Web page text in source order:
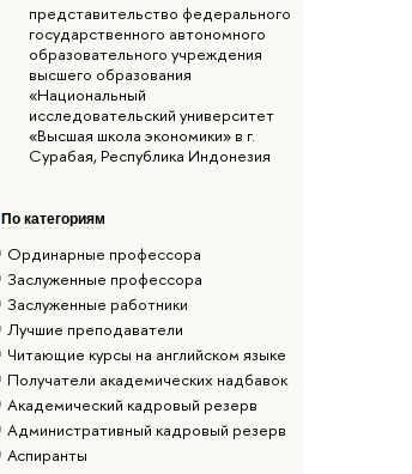
представительство федерального
государственного автономного
образовательного учреждения
высшего образования
«Национальный
исследовательский университет
«Высшая школа экономики» в г.
Сурабая, Республика Индонезия
По категориям
Ординарные профессора
Заслуженные профессора
Заслуженные работники
Лучшие преподаватели
Читающие курсы на английском языке
Получатели академических надбавок
Академический кадровый резерв
Административный кадровый резерв
Аспиранты